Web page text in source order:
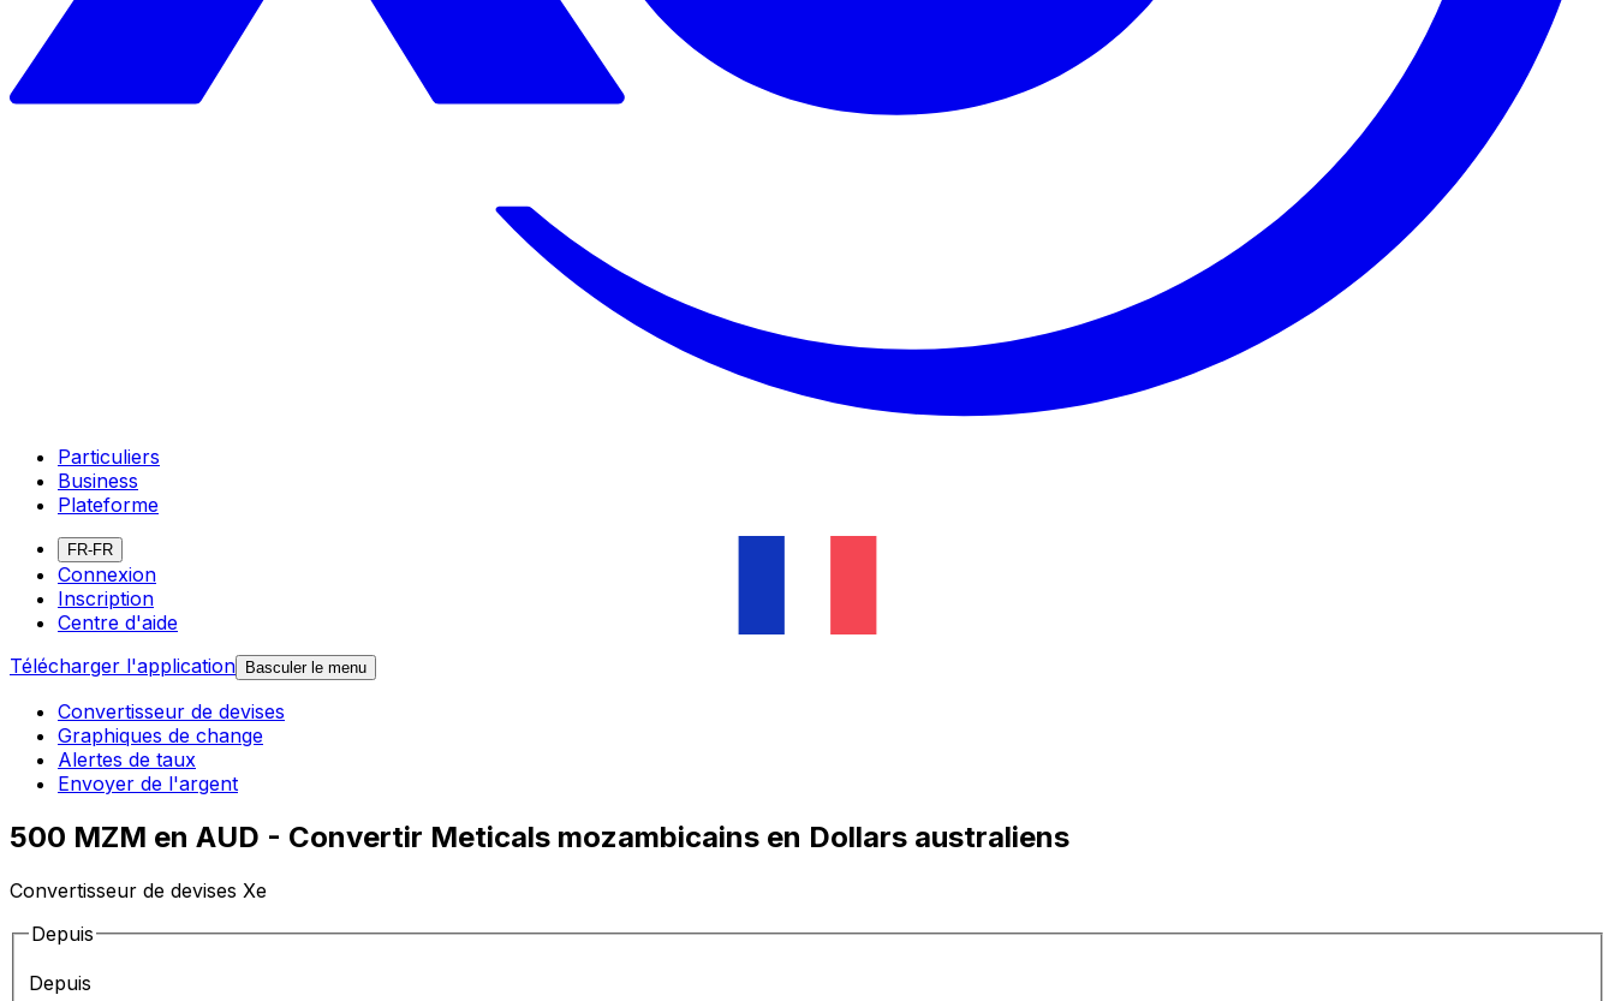
Particuliers
Business
Plateforme
FR-FR
Connexion
Inscription
Centre d'aide
Télécharger l'application
Basculer le menu
Convertisseur de devises
Graphiques de change
Alertes de taux
Envoyer de l'argent
500 MZM en AUD - Convertir Meticals mozambicains en Dollars australiens
Convertisseur de devises Xe
Depuis
Depuis